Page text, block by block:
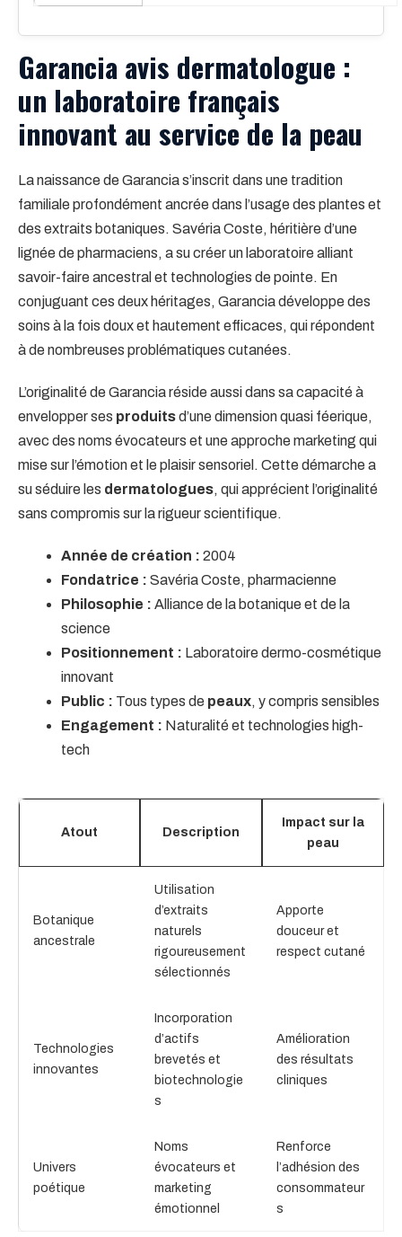
Garancia avis dermatologue :
un laboratoire français
innovant au service de la peau
La naissance de Garancia s’inscrit dans une tradition
familiale profondément ancrée dans l’usage des plantes et
des extraits botaniques. Savéria Coste, héritière d’une
lignée de pharmaciens, a su créer un laboratoire alliant
savoir-faire ancestral et technologies de pointe. En
conjuguant ces deux héritages, Garancia développe des
soins à la fois doux et hautement efficaces, qui répondent
à de nombreuses problématiques cutanées.
L’originalité de Garancia réside aussi dans sa capacité à
envelopper ses produitsd’une dimension quasi féerique,
avec des noms évocateurs et une approche marketing qui
mise sur l’émotion et le plaisir sensoriel. Cette démarche a
su séduire les dermatologues, qui apprécient l’originalité
sans compromis sur la rigueur scientifique.
Année de création : 2004
Fondatrice : Savéria Coste, pharmacienne
Philosophie : Alliance de la botanique et de la
science
Positionnement : Laboratoire dermo-cosmétique
innovant
Public : Tous types de peaux, y compris sensibles
Engagement : Naturalité et technologies high-
tech
Atout Description
Impact sur la
peau
Botanique
ancestrale
Utilisation
d’extraits
naturels
rigoureusement
sélectionnés
Apporte
douceur et
respect cutané
Technologies
innovantes
Incorporation
d’actifs
brevetés et
biotechnologie
s
Amélioration
des résultats
cliniques
Univers
poétique
Noms
évocateurs et
marketing
émotionnel
Renforce
l’adhésion des
consommateur
s